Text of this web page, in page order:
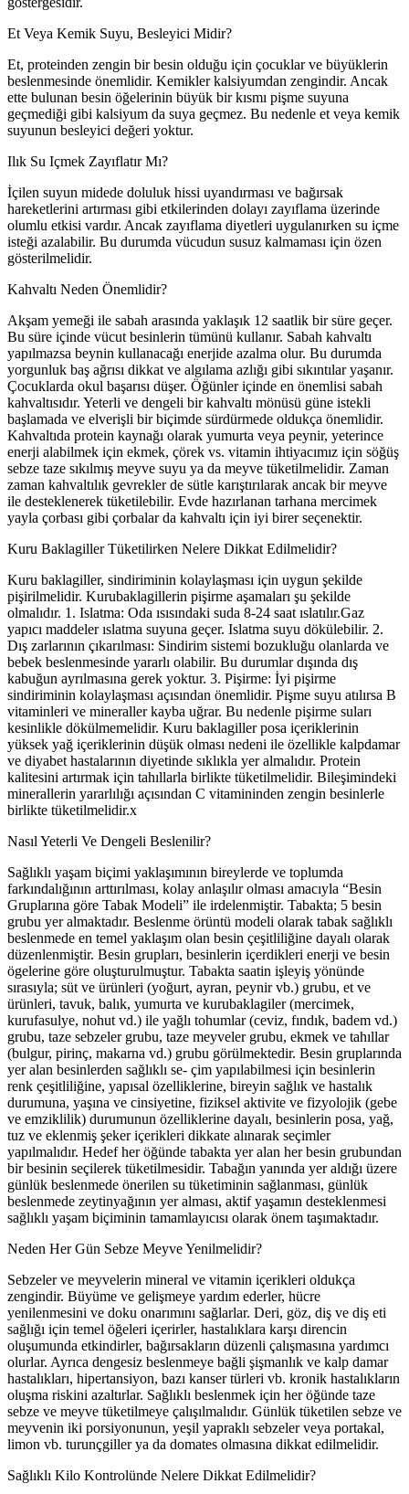
Et Veya Kemik Suyu, Besleyici Midir?
Et, proteinden zengin bir besin olduğu için çocuklar ve büyüklerin
beslenmesinde önemlidir. Kemikler kalsiyumdan zengindir. Ancak
ette bulunan besin öğelerinin büyük bir kısmı pişme suyuna
geçmediği gibi kalsiyum da suya geçmez. Bu nedenle et veya kemik
suyunun besleyici değeri yoktur.
Ilık Su Içmek Zayıflatır Mı?
İçilen suyun midede doluluk hissi uyandırması ve bağırsak
hareketlerini artırması gibi etkilerinden dolayı zayıflama üzerinde
olumlu etkisi vardır. Ancak zayıflama diyetleri uygulanırken su içme
isteği azalabilir. Bu durumda vücudun susuz kalmaması için özen
gösterilmelidir.
Kahvaltı Neden Önemlidir?
Akşam yemeği ile sabah arasında yaklaşık 12 saatlik bir süre geçer.
Bu süre içinde vücut besinlerin tümünü kullanır. Sabah kahvaltı
yapılmazsa beynin kullanacağı enerjide azalma olur. Bu durumda
yorgunluk baş ağrısı dikkat ve algılama azlığı gibi sıkıntılar yaşanır.
Çocuklarda okul başarısı düşer. Öğünler içinde en önemlisi sabah
kahvaltısıdır. Yeterli ve dengeli bir kahvaltı mönüsü güne istekli
başlamada ve elverişli bir biçimde sürdürmede oldukça önemlidir.
Kahvaltıda protein kaynağı olarak yumurta veya peynir, yeterince
enerji alabilmek için ekmek, çörek vs. vitamin ihtiyacımız için söğüş
sebze taze sıkılmış meyve suyu ya da meyve tüketilmelidir. Zaman
zaman kahvaltılık gevrekler de sütle karıştırılarak ancak bir meyve
ile desteklenerek tüketilebilir. Evde hazırlanan tarhana mercimek
yayla çorbası gibi çorbalar da kahvaltı için iyi birer seçenektir.
Kuru Baklagiller Tüketilirken Nelere Dikkat Edilmelidir?
Kuru baklagiller, sindiriminin kolaylaşması için uygun şekilde
pişirilmelidir. Kurubaklagillerin pişirme aşamaları şu şekilde
olmalıdır. 1. Islatma: Oda ısısındaki suda 8-24 saat ıslatılır.Gaz
yapıcı maddeler ıslatma suyuna geçer. Islatma suyu dökülebilir. 2.
Dış zarlarının çıkarılması: Sindirim sistemi bozukluğu olanlarda ve
bebek beslenmesinde yararlı olabilir. Bu durumlar dışında dış
kabuğun ayrılmasına gerek yoktur. 3. Pişirme: İyi pişirme
sindiriminin kolaylaşması açısından önemlidir. Pişme suyu atılırsa B
vitaminleri ve mineraller kayba uğrar. Bu nedenle pişirme suları
kesinlikle dökülmemelidir. Kuru baklagiller posa içeriklerinin
yüksek yağ içeriklerinin düşük olması nedeni ile özellikle kalpdamar
ve diyabet hastalarının diyetinde sıklıkla yer almalıdır. Protein
kalitesini artırmak için tahıllarla birlikte tüketilmelidir. Bileşimindeki
minerallerin yararlılığı açısından C vitamininden zengin besinlerle
birlikte tüketilmelidir.x
Nasıl Yeterli Ve Dengeli Beslenilir?
Sağlıklı yaşam biçimi yaklaşımının bireylerde ve toplumda
farkındalığının arttırılması, kolay anlaşılır olması amacıyla “Besin
Gruplarına göre Tabak Modeli” ile irdelenmiştir. Tabakta; 5 besin
grubu yer almaktadır. Beslenme örüntü modeli olarak tabak sağlıklı
beslenmede en temel yaklaşım olan besin çeşitliliğine dayalı olarak
düzenlenmiştir. Besin grupları, besinlerin içerdikleri enerji ve besin
ögelerine göre oluşturulmuştur. Tabakta saatin işleyiş yönünde
sırasıyla; süt ve ürünleri (yoğurt, ayran, peynir vb.) grubu, et ve
ürünleri, tavuk, balık, yumurta ve kurubaklagiler (mercimek,
kurufasulye, nohut vd.) ile yağlı tohumlar (ceviz, fındık, badem vd.)
grubu, taze sebzeler grubu, taze meyveler grubu, ekmek ve tahıllar
(bulgur, pirinç, makarna vd.) grubu görülmektedir. Besin gruplarında
yer alan besinlerden sağlıklı se- çim yapılabilmesi için besinlerin
renk çeşitliliğine, yapısal özelliklerine, bireyin sağlık ve hastalık
durumuna, yaşına ve cinsiyetine, fiziksel aktivite ve fizyolojik (gebe
ve emziklilik) durumunun özelliklerine dayalı, besinlerin posa, yağ,
tuz ve eklenmiş şeker içerikleri dikkate alınarak seçimler
yapılmalıdır. Hedef her öğünde tabakta yer alan her besin grubundan
bir besinin seçilerek tüketilmesidir. Tabağın yanında yer aldığı üzere
günlük beslenmede önerilen su tüketiminin sağlanması, günlük
beslenmede zeytinyağının yer alması, aktif yaşamın desteklenmesi
sağlıklı yaşam biçiminin tamamlayıcısı olarak önem taşımaktadır.
Neden Her Gün Sebze Meyve Yenilmelidir?
Sebzeler ve meyvelerin mineral ve vitamin içerikleri oldukça
zengindir. Büyüme ve gelişmeye yardım ederler, hücre
yenilenmesini ve doku onarımını sağlarlar. Deri, göz, diş ve diş eti
sağlığı için temel öğeleri içerirler, hastalıklara karşı direncin
oluşumunda etkindirler, bağırsakların düzenli çalışmasına yardımcı
olurlar. Ayrıca dengesiz beslenmeye bağli şişmanlık ve kalp damar
hastalıkları, hipertansiyon, bazı kanser türleri vb. kronik hastalıkların
oluşma riskini azaltırlar. Sağlıklı beslenmek için her öğünde taze
sebze ve meyve tüketilmeye çalışılmalıdır. Günlük tüketilen sebze ve
meyvenin iki porsiyonunun, yeşil yapraklı sebzeler veya portakal,
limon vb. turunçgiller ya da domates olmasına dikkat edilmelidir.
Sağlıklı Kilo Kontrolünde Nelere Dikkat Edilmelidir?